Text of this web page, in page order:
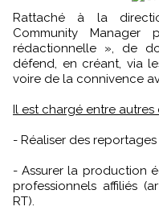
Rattaché à la direction de la communication, le
Community
rédactionnelle », de
défend, en créant, via
voire de la connivence
Il est chargé entre autres
- Réaliser des reportages
- Assurer la production
professionnels affiliés
RT).